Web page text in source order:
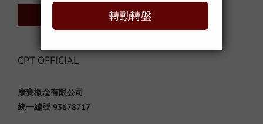
CPT OFFICIAL
康賽概念有限公司
統一編號 93678717